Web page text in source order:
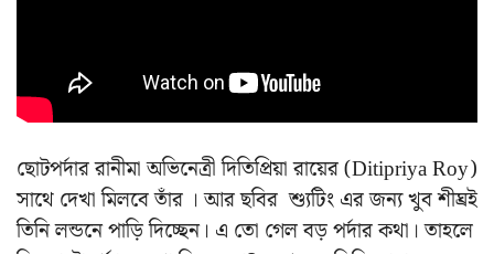
ছোটপর্দার রানীমা অভিনেত্রী দিতিপ্রিয়া রায়ের (Ditipriya Roy)
সাথে দেখা মিলবে তাঁর । আর ছবির শ্যুটিং এর জন্য খুব শীঘ্রই
তিনি লন্ডনে পাড়ি দিচ্ছেন। এ তো গেল বড় পর্দার কথা। তাহলে